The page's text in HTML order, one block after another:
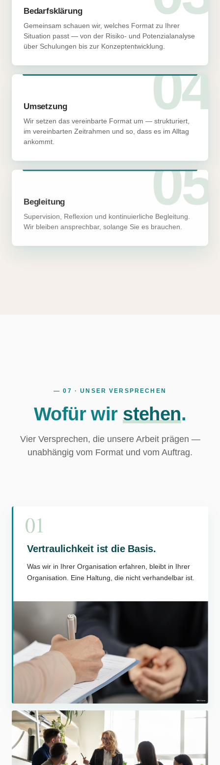
Bedarfsklärung
Gemeinsam schauen wir, welches Format zu Ihrer
Situation passt — von der Risiko- und Potenzialanalyse
über Schulungen bis zur Konzeptentwicklung.
04
Umsetzung
Wir setzen das vereinbarte Format um — strukturiert,
im vereinbarten Zeitrahmen und so, dass es im Alltag
ankommt.
05
Begleitung
Supervision, Reflexion und kontinuierliche Begleitung.
Wir bleiben ansprechbar, solange Sie es brauchen.
— 07 · UNSER VERSPRECHEN
Wofür wir stehen.
Vier Versprechen, die unsere Arbeit prägen —
unabhängig vom Format und vom Auftrag.
01
Vertraulichkeit ist die Basis.
Was wir in Ihrer Organisation erfahren, bleibt in Ihrer
Organisation. Eine Haltung, die nicht verhandelbar ist.